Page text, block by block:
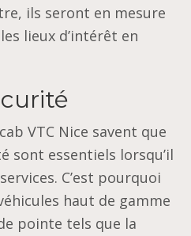
ils seront en mesure
lieux d’intérêt en
VTC Nice savent que
sont essentiels lorsqu’il
C’est pourquoi
haut de gamme
pointe tels que la